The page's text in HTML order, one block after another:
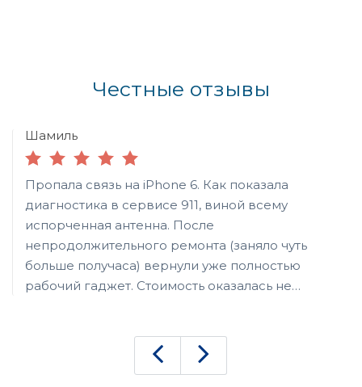
Честные отзывы
Шамиль
Пропала связь на iPhone 6. Как показала
диагностика в сервисе 911, виной всему
испорченная антенна. После
непродолжительного ремонта (заняло чуть
больше получаса) вернули уже полностью
рабочий гаджет. Стоимость оказалась не
Получается если их чинить, то по деньгам
выходит как ремонт обычного телефона (ну